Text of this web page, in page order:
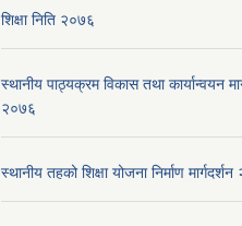
शिक्षा निति २०७६
स्थानीय पाठ्यक्रम विकास तथा कार्यान्वयन
२०७६
स्थानीय तहको शिक्षा योजना निर्माण